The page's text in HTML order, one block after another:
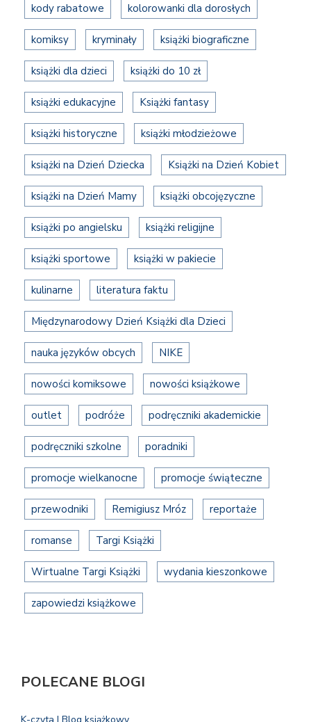
kody rabatowe kolorowanki dla dorosłych
komiksy kryminały książki biograficzne
książki dla dzieci książki do 10 zł
książki edukacyjne Książki fantasy
książki historyczne książki młodzieżowe
książki na Dzień Dziecka Książki na Dzień Kobiet
książki na Dzień Mamy książki obcojęzyczne
książki po angielsku książki religijne
książki sportowe książki w pakiecie
kulinarne literatura faktu
Międzynarodowy Dzień Książki dla Dzieci
nauka języków obcych NIKE
nowości komiksowe nowości książkowe
outlet podróże podręczniki akademickie
podręczniki szkolne poradniki
promocje wielkanocne promocje świąteczne
przewodniki Remigiusz Mróz reportaże
romanse Targi Książki
Wirtualne Targi Książki wydania kieszonkowe
zapowiedzi książkowe
POLECANE BLOGI
K-czyta | Blog książkowy